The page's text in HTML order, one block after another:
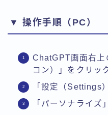
▼ 操作手順（PC）
ChatGPT画面右上
コン）」をクリッ
「設定（Settings
「パーソナライズ